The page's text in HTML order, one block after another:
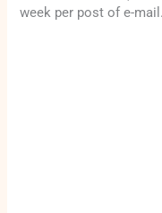
week per post of e-mail.